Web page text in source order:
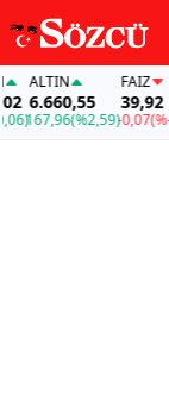
ALTIN
6.660,55
167,96(%2,59)
FAİZ
39,92
-0,07(%-